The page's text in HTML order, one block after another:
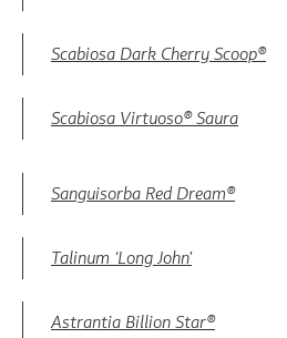
Scabiosa Dark Cherry Scoop®
Scabiosa Virtuoso® Saura
Sanguisorba Red Dream®
Talinum ‘Long John’
Astrantia Billion Star®